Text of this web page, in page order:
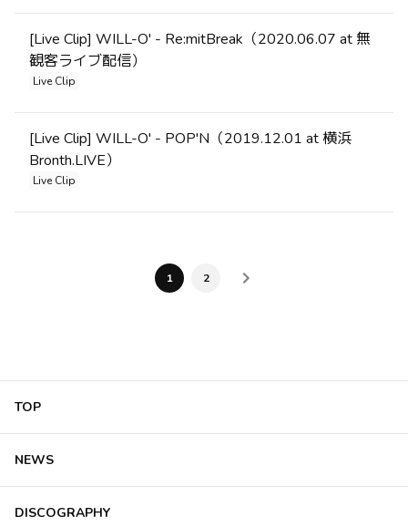
[Live Clip] WILL-O' - Re:mitBreak（2020.06.07 at 無
観客ライブ配信）
Live Clip
[Live Clip] WILL-O' - POP'N（2019.12.01 at 横浜
Bronth.LIVE）
Live Clip
1 2
TOP
NEWS
DISCOGRAPHY